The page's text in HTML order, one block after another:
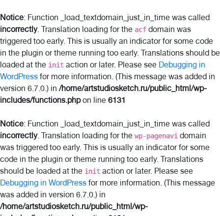
Notice: Function _load_textdomain_just_in_time was called
incorrectly. Translation loading for the acf domain was
triggered too early. This is usually an indicator for some code
in the plugin or theme running too early. Translations should be
loaded at the init action or later. Please see Debugging in
WordPress for more information. (This message was added in
version 6.7.0.) in/home/artstudiosketch.ru/public_html/wp-
includes/functions.phpon line 6131
Notice: Function _load_textdomain_just_in_time was called
incorrectly. Translation loading for the wp-pagenavi domain
was triggered too early. This is usually an indicator for some
code in the plugin or theme running too early. Translations
should be loaded at the init action or later. Please see
Debugging in WordPress for more information. (This message
was added in version 6.7.0.) in
/home/artstudiosketch.ru/public_html/wp-